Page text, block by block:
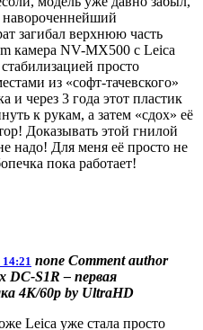
загибал верхнюю часть
камера NV-MX500 с Leica
просто
из «софт-тачевского»
и через 3 года этот пластик
к рукам, а затем «сдох» её
Доказывать этой гнилой
надо! Для меня её просто не
пока работает!
none Comment author
DC-S1R – первая
4К/60р by UltraHD
Leica уже стала просто